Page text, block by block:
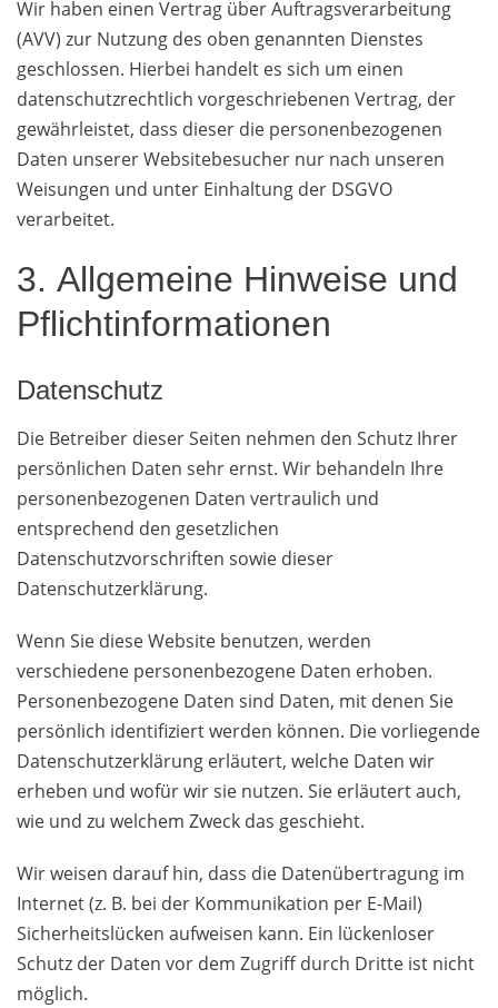
Wir haben einen Vertrag über Auftragsverarbeitung
(AVV) zur Nutzung des oben genannten Dienstes
geschlossen. Hierbei handelt es sich um einen
datenschutzrechtlich vorgeschriebenen Vertrag, der
gewährleistet, dass dieser die personenbezogenen
Daten unserer Websitebesucher nur nach unseren
Weisungen und unter Einhaltung der DSGVO
verarbeitet.
3. Allgemeine Hinweise und
Pflicht­informationen
Datenschutz
Die Betreiber dieser Seiten nehmen den Schutz Ihrer
persönlichen Daten sehr ernst. Wir behandeln Ihre
personenbezogenen Daten vertraulich und
entsprechend den gesetzlichen
Datenschutzvorschriften sowie dieser
Datenschutzerklärung.
Wenn Sie diese Website benutzen, werden
verschiedene personenbezogene Daten erhoben.
Personenbezogene Daten sind Daten, mit denen Sie
persönlich identifiziert werden können. Die vorliegende
Datenschutzerklärung erläutert, welche Daten wir
erheben und wofür wir sie nutzen. Sie erläutert auch,
wie und zu welchem Zweck das geschieht.
Wir weisen darauf hin, dass die Datenübertragung im
Internet (z. B. bei der Kommunikation per E-Mail)
Sicherheitslücken aufweisen kann. Ein lückenloser
Schutz der Daten vor dem Zugriff durch Dritte ist nicht
möglich.